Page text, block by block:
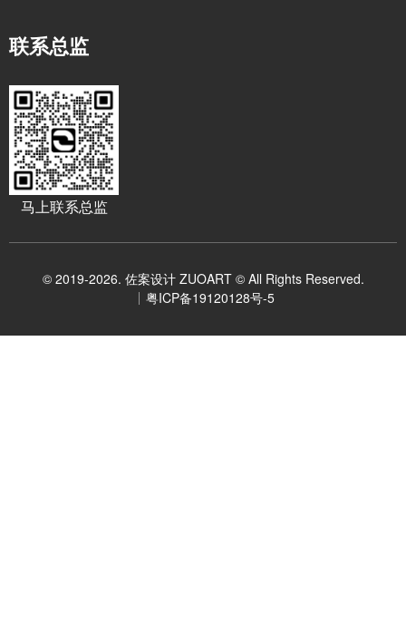
联系总监
马上联系总监
© 2019-2026. 佐案设计 ZUOART © All Rights Reserved.
粤ICP备19120128号-5